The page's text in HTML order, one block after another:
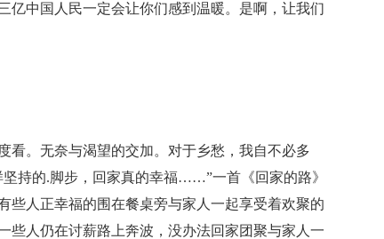
亿中国人民一定会让你们感到温暖。是啊，让我们
看。无奈与渴望的交加。对于乡愁，我自不必多
持的.脚步，回家真的幸福……”一首《回家的路》
些人正幸福的围在餐桌旁与家人一起享受着欢聚的
些人仍在讨薪路上奔波，没办法回家团聚与家人一